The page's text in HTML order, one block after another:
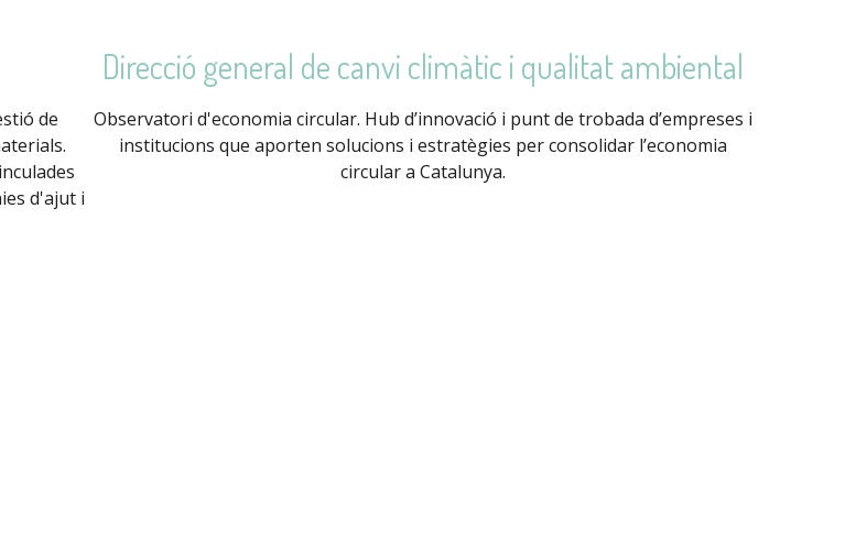
de
d'ajut i
Direcció general de canvi climàtic i qualitat ambiental
Observatori d'economia circular. Hub d’innovació i punt de trobada d’empreses i
institucions que aporten solucions i estratègies per consolidar l’economia
circular a Catalunya.